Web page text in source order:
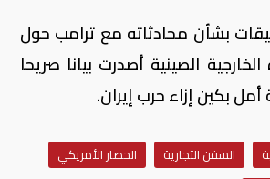
بشأن محادثاته مع ترامب حول
الصينية أصدرت بيانا صريحا
بكين إزاء حرب إيران.
السفن التجارية
الحصار الأمريكي